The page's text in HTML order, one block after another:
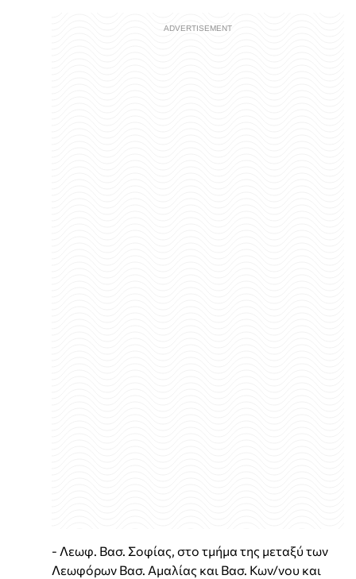
- Λεωφ. Βασ. Σοφίας, στο τμήμα της μεταξύ των
Λεωφόρων Βασ. Αμαλίας και Βασ. Κων/νου και